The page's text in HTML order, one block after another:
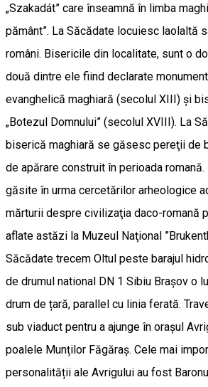
„Szakadát” care înseamnă în limba
pământ”. La Săcădate locuiesc laolaltă
români. Bisericile din localitate, sunt o
două dintre ele fiind declarate
evanghelică maghiară (secolul XIII) și
„Botezul Domnului” (secolul XVIII). La
biserică maghiară se găsesc pereţii de
de apărare construit în perioada
găsite în urma cercetărilor arheologice
mărturii despre civilizaţia daco-romană
aflate astăzi la Muzeul Naţional
Săcădate trecem Oltul peste barajul
de drumul national DN 1 Sibiu Brașov o
drum de țară, parallel cu linia ferată.
sub viaduct pentru a ajunge în orașul
poalele Munților Făgăraș. Cele mai
personalității ale Avrigului au fost